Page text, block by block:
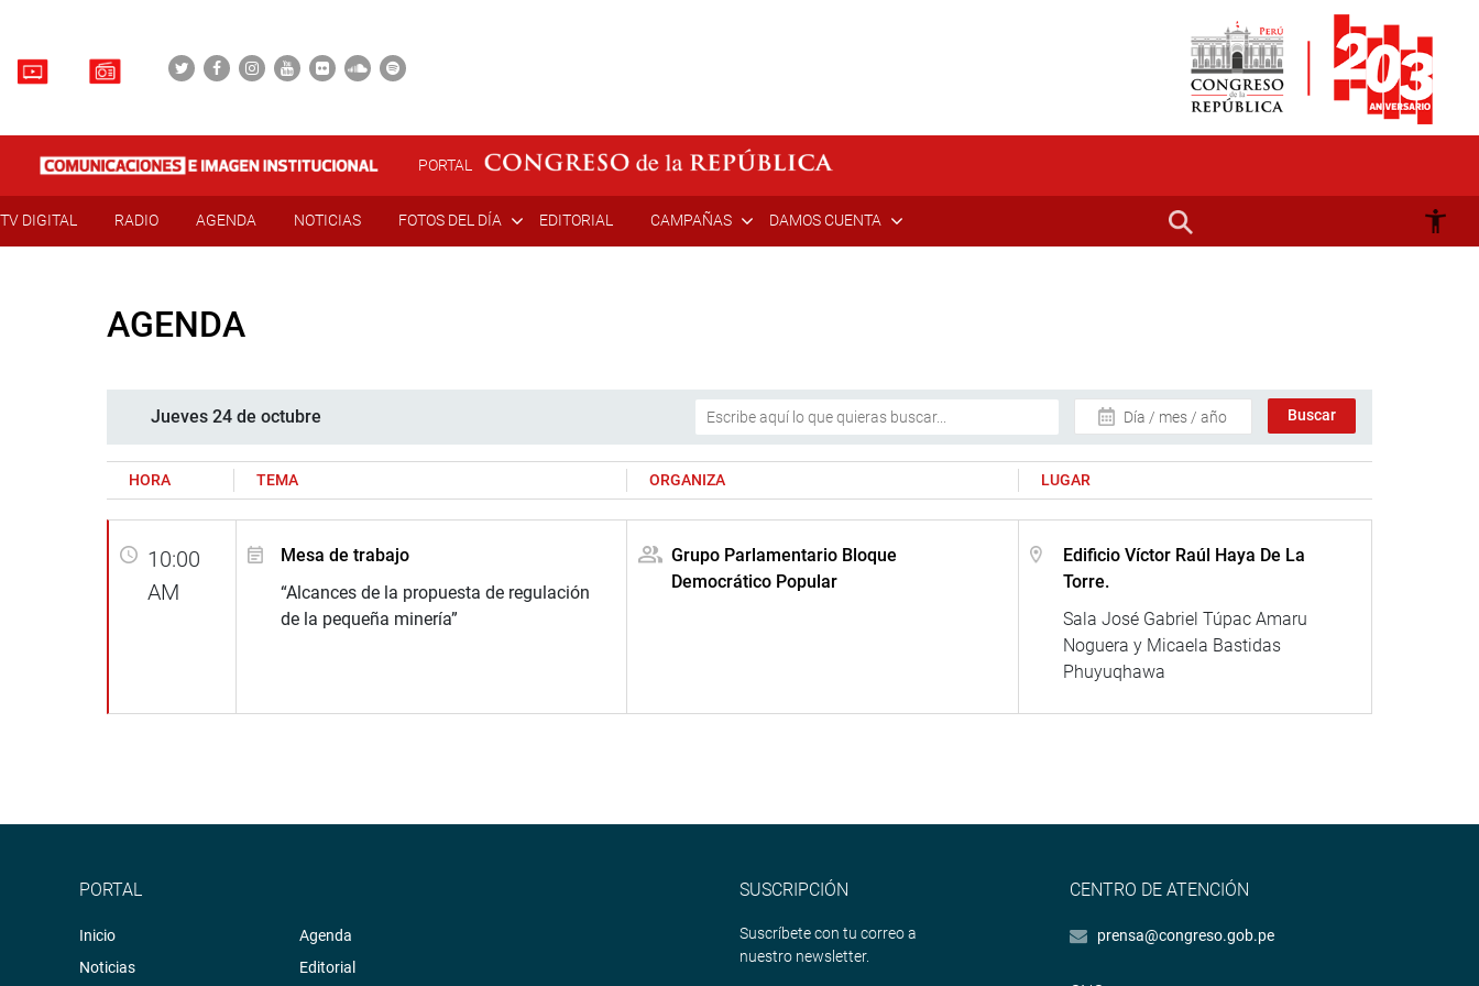
PORTAL
TV DIGITAL RADIO AGENDA NOTICIAS FOTOS DEL DÍA EDITORIAL CAMPAÑAS DAMOS CUENTA
AGENDA
Jueves 24 de octubre Día / mes / año
HORA TEMA ORGANIZA LUGAR
10:00
AM
Mesa de trabajo
“Alcances de la propuesta de regulación
de la pequeña minería”
Grupo Parlamentario Bloque
Democrático Popular
Edificio Víctor Raúl Haya De La
Torre.
Sala José Gabriel Túpac Amaru
Noguera y Micaela Bastidas
Phuyuqhawa
PORTAL
Inicio
Noticias
Agenda
Editorial
SUSCRIPCIÓN
Suscríbete con tu correo a
nuestro newsletter.
CENTRO DE ATENCIÓN
prensa@congreso.gob.pe